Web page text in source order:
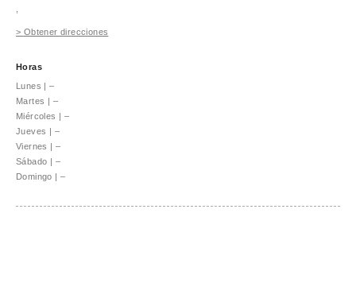
> Obtener direcciones
Horas
Lunes | –
Martes | –
Miércoles | –
Jueves | –
Viernes | –
Sábado | –
Domingo | –